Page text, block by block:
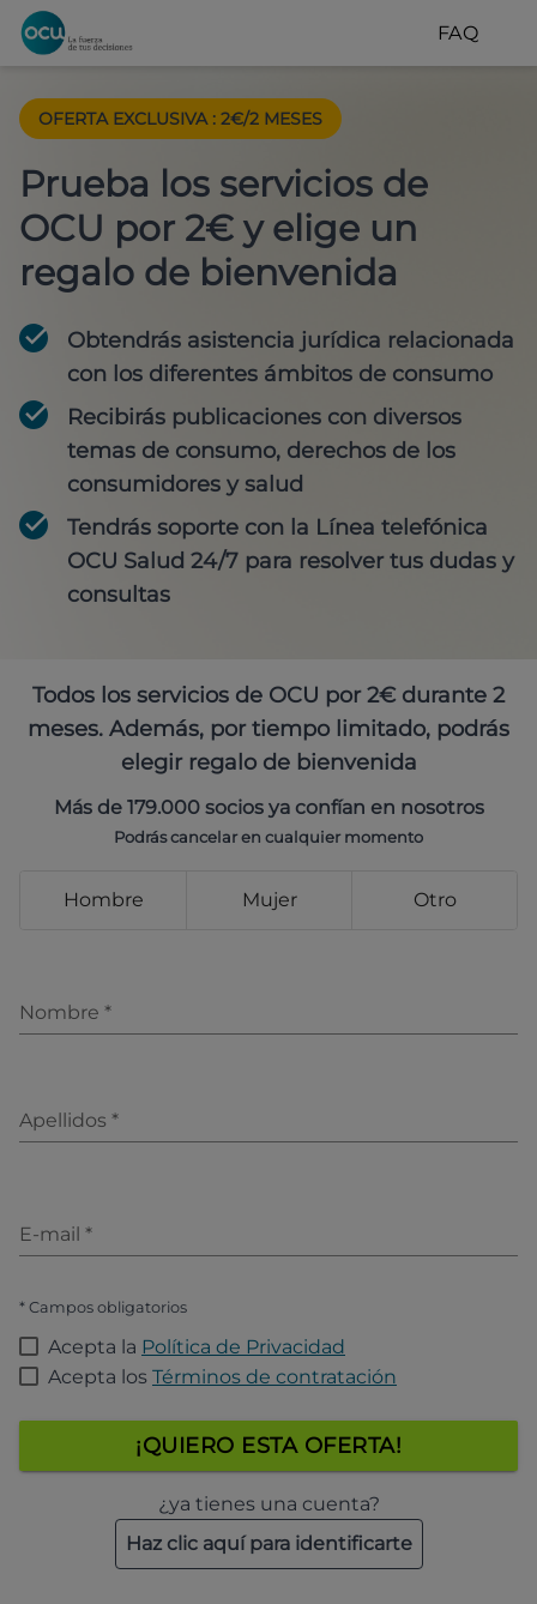
FAQ
OFERTA EXCLUSIVA : 2€/2 MESES
Prueba los servicios de
OCU por 2€ y elige un
regalo de bienvenida
Obtendrás asistencia jurídica relacionada
con los diferentes ámbitos de consumo
Recibirás publicaciones con diversos
temas de consumo, derechos de los
consumidores y salud
Tendrás soporte con la Línea telefónica
OCU Salud 24/7 para resolver tus dudas y
consultas
Todos los servicios de OCU por 2€ durante 2
meses. Además, por tiempo limitado, podrás
elegir regalo de bienvenida
Más de 179.000 socios ya confían en nosotros
Podrás cancelar en cualquier momento
Hombre Mujer Otro
Nombre *
Apellidos *
E-mail *
* Campos obligatorios
Acepta la Política de Privacidad
Acepta los Términos de contratación
¡QUIERO ESTA OFERTA!
¿ya tienes una cuenta?
Haz clic aquí para identificarte